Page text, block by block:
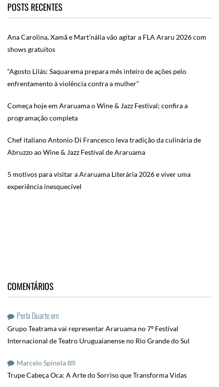
POSTS RECENTES
Ana Carolina, Xamã e Mart’nália vão agitar a FLA Araru 2026 com
shows gratuitos
“Agosto Lilás: Saquarema prepara mês inteiro de ações pelo
enfrentamento à violência contra a mulher”
Começa hoje em Araruama o Wine & Jazz Festival; confira a
programação completa
Chef italiano Antonio Di Francesco leva tradição da culinária de
Abruzzo ao Wine & Jazz Festival de Araruama
5 motivos para visitar a Araruama Literária 2026 e viver uma
experiência inesquecível
COMENTÁRIOS
Perla Duarteem
Grupo Teatrama vai representar Araruama no 7º Festival
Internacional de Teatro Uruguaianense no Rio Grande do Sul
Marcelo Spinolaem
Trupe Cabeça Oca: A Arte do Sorriso que Transforma Vidas